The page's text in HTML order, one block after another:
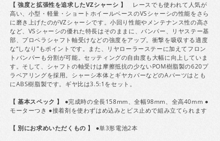
【 強度と拡張性を追求したVZシャーシ 】
レースでも使われて人気が
高い、小型・軽量・ショートホイールベースのVSシャーシの性能をさら
に磨き上げたのがVZシャーシです。小回り性能やメンテナンス性の高さ
など、VSシャーシの優れた特長はそのままに、バンパー、リヤステー基
部、プロペラシャフト軸受けなどの強度をアップ。衝撃を吸収する適度
な“しなり”もポイントです。また、リヤローラーステーに加えてフロン
トバンパーも分割が可能。セッティングの自由度も大幅に向上していま
す。そして、シャフトの軸受けは摩擦抵抗の少ないPOM樹脂製の620プ
ラベアリングを採用。シャーシ本体とギヤカバーなどのAパーツはとも
にABS樹脂製です。ギヤ比は3.5:1をセット。
【 基本スペック 】
●完成時の全長158mm、全幅98mm、全高40mm ●
モーターつき ●接着剤を使わずはめ込みとビス止めで組み立てられます
【 別にお求めいただくもの 】 ●単3形電池2本